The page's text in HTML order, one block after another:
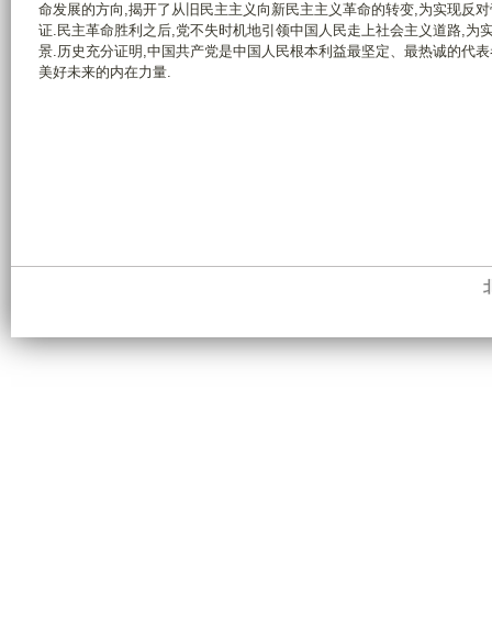
命发展的方向,揭开了从旧民主主义向新民主主义革命的转变,为实现反
证.民主革命胜利之后,党不失时机地引领中国人民走上社会主义道路,为
景.历史充分证明,中国共产党是中国人民根本利益最坚定、最热诚的代
美好未来的内在力量.